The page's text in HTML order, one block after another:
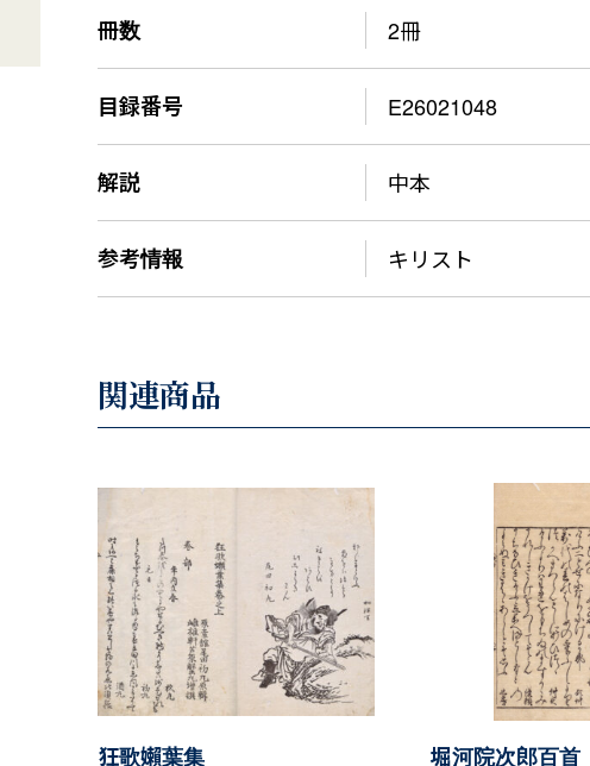
冊数 2冊
目録番号 E26021048
解説 中本
参考情報 キリスト
関連商品
狂歌嬾葉集 堀河院次郎百首